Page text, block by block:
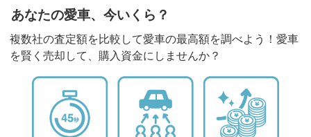
あなたの愛車、今いくら？
複数社の査定額を比較して愛車の最高額を調べよう！愛車
を賢く売却して、購入資金にしませんか？